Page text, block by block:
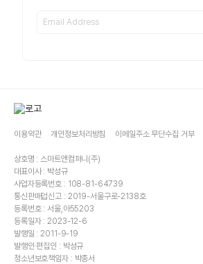
이용약관 개인정보처리방침 이메일주소 무단수집 거부
상호명 : 스마트앤컴퍼니(주)
대표이사 : 박성규
사업자등록번호 : 108-81-64739
통신판매업신고 : 2019-서울구로-2138호
등록번호 : 서울,아55203
등록일자 : 2023-12-6
발행일 : 2011-9-19
발행인·편집인 : 박성규
청소년보호책임자 : 박종서